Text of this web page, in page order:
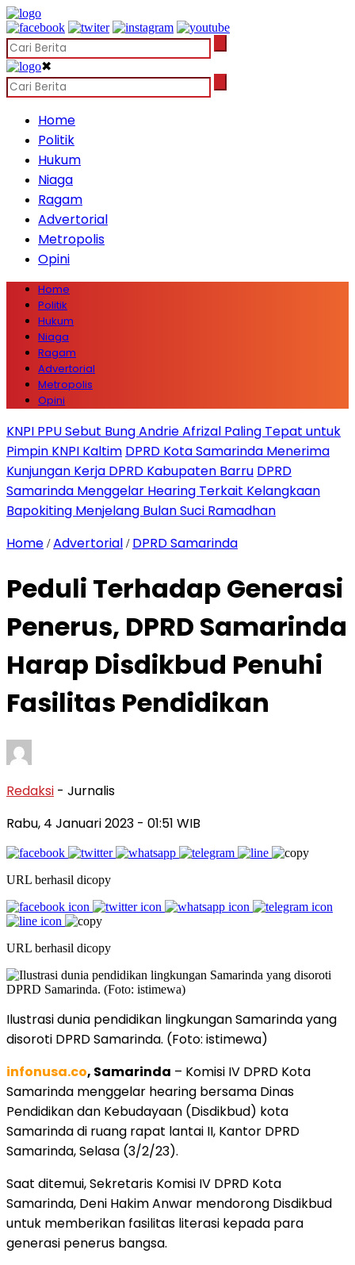
✖
Home
Politik
Hukum
Niaga
Ragam
Advertorial
Metropolis
Opini
Home
Politik
Hukum
Niaga
Ragam
Advertorial
Metropolis
Opini
KNPI PPU Sebut Bung Andrie Afrizal Paling Tepat untuk
Pimpin KNPI Kaltim DPRD Kota Samarinda Menerima
Kunjungan Kerja DPRD Kabupaten Barru DPRD
Samarinda Menggelar Hearing Terkait Kelangkaan
Bapokiting Menjelang Bulan Suci Ramadhan
Home /Advertorial / DPRD Samarinda
Peduli Terhadap Generasi
Penerus, DPRD Samarinda
Harap Disdikbud Penuhi
Fasilitas Pendidikan
Redaksi - Jurnalis
Rabu, 4 Januari 2023 - 01:51 WIB
URL berhasil dicopy
URL berhasil dicopy
Ilustrasi dunia pendidikan lingkungan Samarinda yang
disoroti DPRD Samarinda. (Foto: istimewa)
infonusa.co, Samarinda – Komisi IV DPRD Kota
Samarinda menggelar hearing bersama Dinas
Pendidikan dan Kebudayaan (Disdikbud) kota
Samarinda di ruang rapat lantai II, Kantor DPRD
Samarinda, Selasa (3/2/23).
Saat ditemui, Sekretaris Komisi IV DPRD Kota
Samarinda, Deni Hakim Anwar mendorong Disdikbud
untuk memberikan fasilitas literasi kepada para
generasi penerus bangsa.